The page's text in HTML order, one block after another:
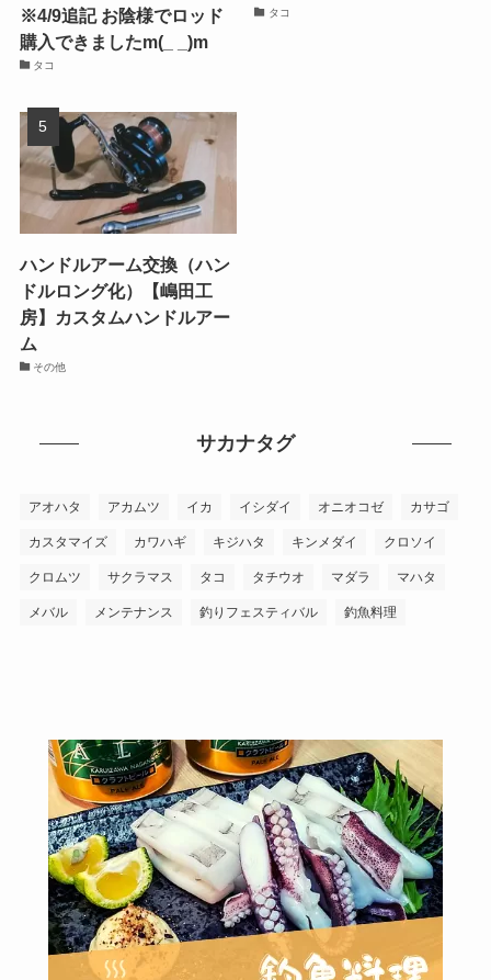
※4/9追記 お陰様でロッド
購入できましたm(_ _)m
タコ
タコ
ハンドルアーム交換（ハン
ドルロング化）【嶋田工
房】カスタムハンドルアー
ム
その他
サカナタグ
アオハタ アカムツ イカ イシダイ オニオコゼ カサゴ
カスタマイズ カワハギ キジハタ キンメダイ クロソイ
クロムツ サクラマス タコ タチウオ マダラ マハタ
メバル メンテナンス 釣りフェスティバル 釣魚料理